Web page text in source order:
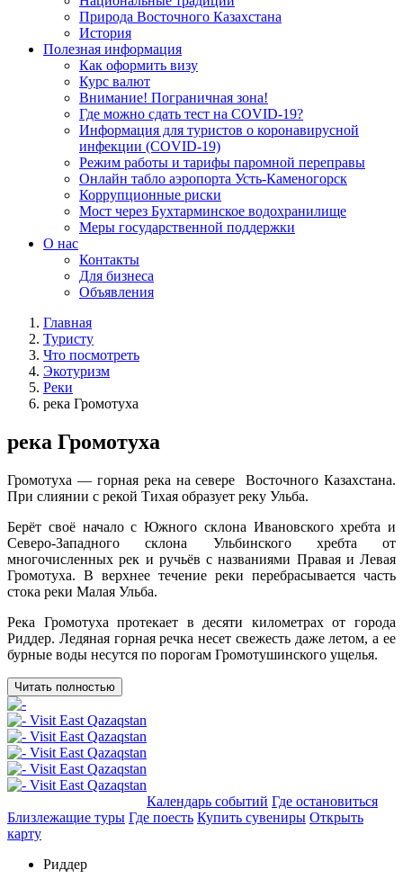
Природа Восточного Казахстана
История
Полезная информация
Как оформить визу
Курс валют
Внимание! Пограничная зона!
Где можно сдать тест на COVID-19?
Информация для туристов о коронавирусной
инфекции (COVID-19)
Режим работы и тарифы паромной переправы
Онлайн табло аэропорта Усть-Каменогорск
Коррупционные риски
Мост через Бухтарминское водохранилище
Меры государственной поддержки
О нас
Контакты
Для бизнеса
Объявления
Главная
Туристу
Что посмотреть
Экотуризм
Реки
река Громотуха
река Громотуха
Громотуха — горная река на севере Восточного Казахстана.
При слиянии с рекой Тихая образует реку Ульба.
Берёт своё начало с Южного склона Ивановского хребта и
Северо-Западного склона Ульбинского хребта от
многочисленных рек и ручьёв с названиями Правая и Левая
Громотуха. В верхнее течение реки перебрасывается часть
стока реки Малая Ульба.
Река Громотуха протекает в десяти километрах от города
Риддер. Ледяная горная речка несет свежесть даже летом, а ее
бурные воды несутся по порогам Громотушинского ущелья.
Читать полностью
Календарь событий Где остановиться
Близлежащие туры Где поесть Купить сувениры Открыть
карту
Риддер